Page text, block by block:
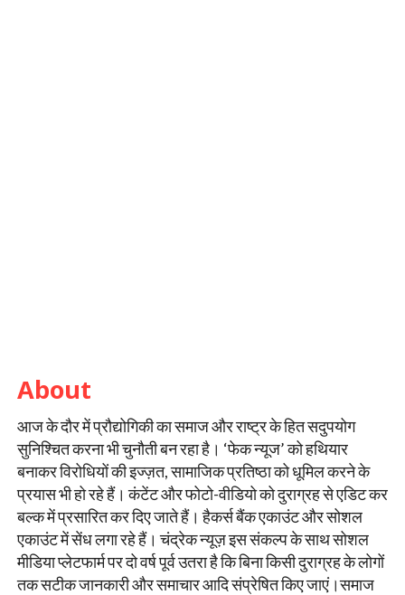
About
आज के दौर में प्रौद्योगिकी का समाज और राष्ट्र के हित सदुपयोग
सुनिश्चित करना भी चुनौती बन रहा है। ‘फेक न्यूज’ को हथियार
बनाकर विरोधियों की इज्ज़त, सामाजिक प्रतिष्ठा को धूमिल करने के
प्रयास भी हो रहे हैं। कंटेंट और फोटो-वीडियो को दुराग्रह से एडिट कर
बल्क में प्रसारित कर दिए जाते हैं। हैकर्स बैंक एकाउंट और सोशल
एकाउंट में सेंध लगा रहे हैं। चंद्रेक न्यूज़ इस संकल्प के साथ सोशल
मीडिया प्लेटफार्म पर दो वर्ष पूर्व उतरा है कि बिना किसी दुराग्रह के लोगों
तक सटीक जानकारी और समाचार आदि संप्रेषित किए जाएं।समाज